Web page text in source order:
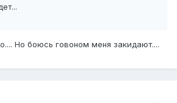
Но боюсь говоном меня закидают....